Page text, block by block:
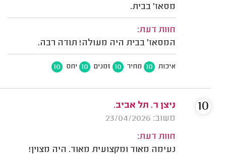
מסאז' בבית.
חוות דעת:
המסאז' בבית היה מעולה! תודה רבה.
איכות 10 מחיר 10 זמנים 10 יחס 10
ניצן ר. תל אביב.
משוב: 23/04/2026
חוות דעת:
נעימה מאוד ומקצועית מאוד. היה מצוין!
10